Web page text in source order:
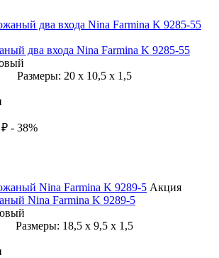
два входа Nina Farmina K 9285-55
Размеры: 20 x 10,5 x 1,5
₽ - 38%
Акция
Nina Farmina K 9289-5
Размеры: 18,5 x 9,5 x 1,5